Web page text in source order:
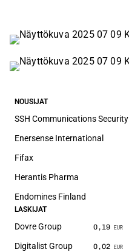
NOUSIJAT
SSH Communications Security
Enersense International
Fifax
Herantis Pharma
Endomines Finland
LASKIJAT
Dovre Group 0,19 EUR
Digitalist Group 0,02 EUR